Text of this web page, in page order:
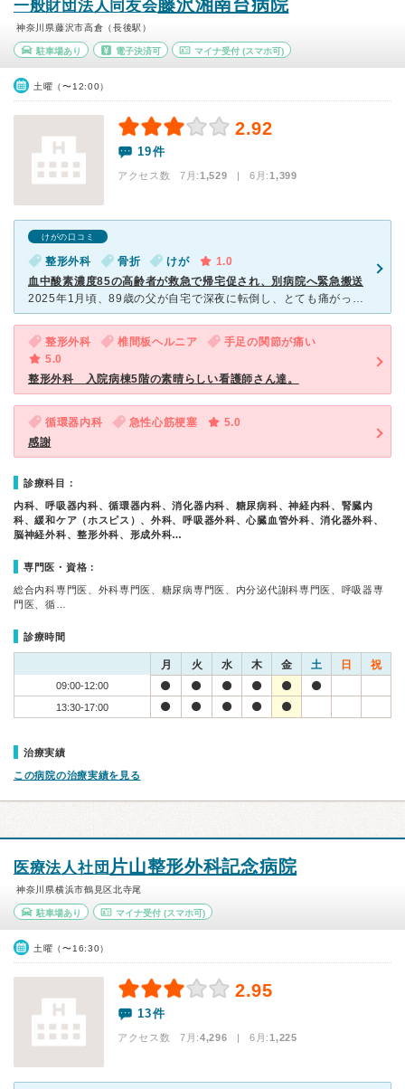
一般財団法人同友会藤沢湘南台病院
神奈川県藤沢市高倉（長後駅）
駐車場あり 電子決済可 マイナ受付 (スマホ可)
土曜（〜12:00）
2.92
19件
アクセス数 7月:1,529 | 6月:1,399
けがの口コミ
整形外科 骨折 けが
1.0
血中酸素濃度85の高齢者が救急で帰宅促され、別病院へ緊急搬送
2025年1月頃、89歳の父が自宅で深夜に転倒し、とても痛がっていたのでとにかく救急搬送してもらいました。（受け入れ先は藤沢湘南台病院） 担当医からの説明で、レントゲン・CT共に尾骨骨折との診断
整形外科 椎間板ヘルニア
手足の関節が痛い
5.0
整形外科 入院病棟5階の素晴らしい看護師さん達。
循環器内科 急性心筋梗塞
5.0
感謝
診療科目：
内科、呼吸器内科、循環器内科、消化器内科、糖尿病科、神経内科、腎臓内
科、緩和ケア（ホスピス）、外科、呼吸器外科、心臓血管外科、消化器外科、
脳神経外科、整形外科、形成外科…
専門医・資格：
総合内科専門医、外科専門医、糖尿病専門医、内分泌代謝科専門医、呼吸器専
門医、循…
診療時間
月 火 水 木 金 土 日 祝
09:00-12:00
13:30-17:00
治療実績
この病院の治療実績を見る
医療法人社団 片山整形外科記念病院
神奈川県横浜市鶴見区北寺尾
駐車場あり マイナ受付(スマホ可)
土曜（〜16:30）
2.95
13件
アクセス数 7月:4,296 | 6月:1,225